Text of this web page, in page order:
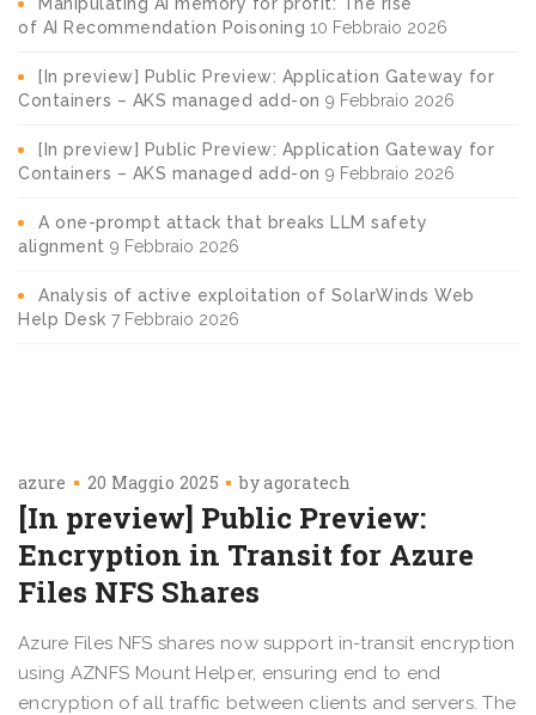
of AI Recommendation Poisoning 10 Febbraio 2026
[In preview] Public Preview: Application Gateway for
Containers – AKS managed add-on 9 Febbraio 2026
[In preview] Public Preview: Application Gateway for
Containers – AKS managed add-on 9 Febbraio 2026
A one-prompt attack that breaks LLM safety
alignment 9 Febbraio 2026
Analysis of active exploitation of SolarWinds Web
Help Desk 7 Febbraio 2026
azure 20 Maggio 2025 byagoratech
[In preview] Public Preview:
Encryption in Transit for Azure
Files NFS Shares
Azure Files NFS shares now support in-transit encryption
using AZNFS Mount Helper, ensuring end to end
encryption of all traffic between clients and servers. The